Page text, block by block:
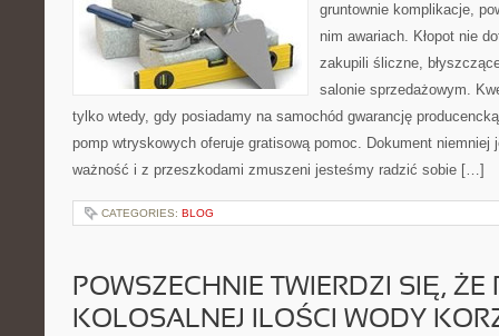
gruntownie komplikacje,
nim awariach. Kłopot nie
zakupili śliczne,
salonie sprzedażowym.
tylko wtedy, gdy posiadamy na samochód gwarancję
pomp wtryskowych oferuje gratisową pomoc. Dokument niemniej
ważność i z przeszkodami zmuszeni jesteśmy radzić sobie […]
CATEGORIES: BLOG
POWSZECHNIE TWIERDZI SIĘ, ŻE
KOLOSALNEJ ILOŚCI WODY